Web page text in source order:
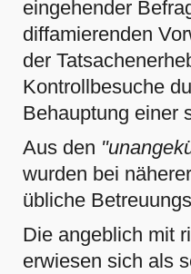
eingehender
diffamierenden
der
Kontrollbesuche
Behauptung einer
Aus den
wurden bei
übliche
Die angeblich mit
erwiesen sich als